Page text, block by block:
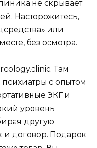
не скрывает
Насторожитесь,
или
без осмотра.
Там
с опытом
ЭКГ и
уровень
другую
и договор. Подарок